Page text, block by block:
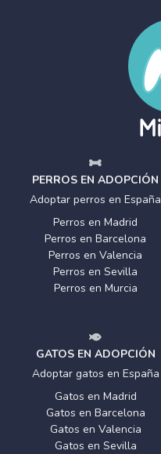
PERROS EN ADOPCIÓN
Adoptar perros en España
Perros en Madrid
Perros en Barcelona
Perros en Valencia
Perros en Sevilla
Perros en Murcia
GATOS EN ADOPCIÓN
Adoptar gatos en España
Gatos en Madrid
Gatos en Barcelona
Gatos en Valencia
Gatos en Sevilla